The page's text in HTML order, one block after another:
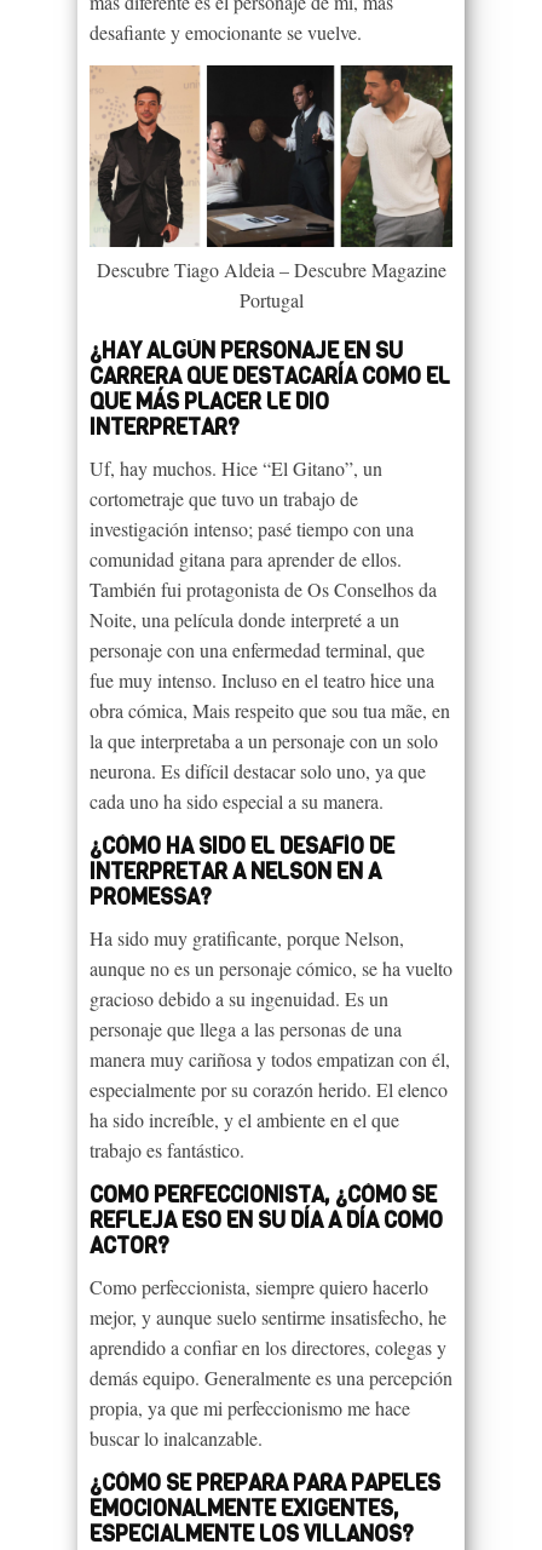
desafiante y emocionante se vuelve.
Descubre Tiago Aldeia – Descubre Magazine
Portugal
¿HAY ALGÚN PERSONAJE EN SU
CARRERA QUE DESTACARÍA COMO EL
QUE MÁS PLACER LE DIO
INTERPRETAR?
Uf, hay muchos. Hice “El Gitano”, un
cortometraje que tuvo un trabajo de
investigación intenso; pasé tiempo con una
comunidad gitana para aprender de ellos.
También fui protagonista de Os Conselhos da
Noite, una película donde interpreté a un
personaje con una enfermedad terminal, que
fue muy intenso. Incluso en el teatro hice una
obra cómica, Mais respeito que sou tua mãe, en
la que interpretaba a un personaje con un solo
neurona. Es difícil destacar solo uno, ya que
cada uno ha sido especial a su manera.
¿CÓMO HA SIDO EL DESAFÍO DE
INTERPRETAR A NELSON EN A
PROMESSA?
Ha sido muy gratificante, porque Nelson,
aunque no es un personaje cómico, se ha vuelto
gracioso debido a su ingenuidad. Es un
personaje que llega a las personas de una
manera muy cariñosa y todos empatizan con él,
especialmente por su corazón herido. El elenco
ha sido increíble, y el ambiente en el que
trabajo es fantástico.
COMO PERFECCIONISTA, ¿CÓMO SE
REFLEJA ESO EN SU DÍA A DÍA COMO
ACTOR?
Como perfeccionista, siempre quiero hacerlo
mejor, y aunque suelo sentirme insatisfecho, he
aprendido a confiar en los directores, colegas y
demás equipo. Generalmente es una percepción
propia, ya que mi perfeccionismo me hace
buscar lo inalcanzable.
¿CÓMO SE PREPARA PARA PAPELES
EMOCIONALMENTE EXIGENTES,
ESPECIALMENTE LOS VILLANOS?